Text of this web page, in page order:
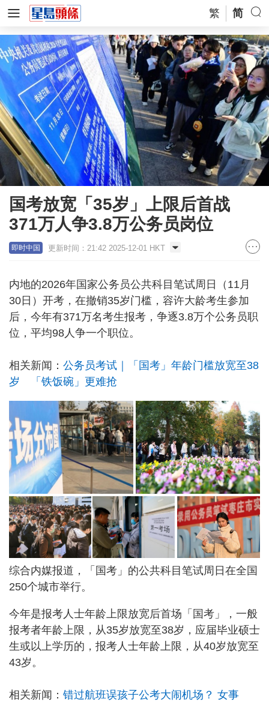
繁 简
国考放宽「35岁」上限后首战
371万人争3.8万公务员岗位
即时中国 更新时间：21:42 2025-12-01 HKT
内地的2026年国家公务员公共科目笔试周日（11月
30日）开考，在撤销35岁门槛，容许大龄考生参加
后，今年有371万名考生报考，争逐3.8万个公务员职
位，平均98人争一个职位。
相关新闻： 公务员考试｜「国考」年龄门槛放宽至38
岁 「铁饭碗」更难抢
综合内媒报道，「国考」的公共科目笔试周日在全国
250个城市举行。
今年是报考人士年龄上限放宽后首场「国考」，一般
报考者年龄上限，从35岁放宽至38岁，应届毕业硕士
生或以上学历的，报考人士年龄上限，从40岁放宽至
43岁。
相关新闻： 错过航班误孩子公考大闹机场？ 女事